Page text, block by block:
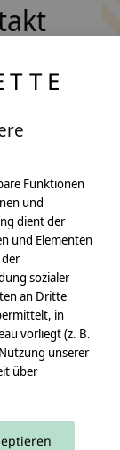
Funktionen
und
dient der
und Elementen
sozialer
an Dritte
in
vorliegt (z. B.
unserer
über